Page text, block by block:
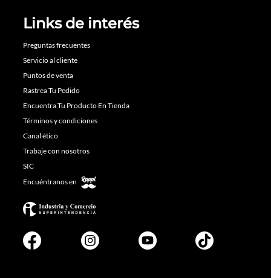
Links de interés
Preguntas frecuentes
Servicio al cliente
Puntos de venta
Rastrea Tu Pedido
Encuentra Tu Producto En Tienda
Términos y condiciones
Canal ético
Trabaje con nosotros
SIC
Encuéntranos en